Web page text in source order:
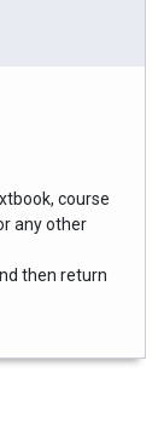
course
any other
then return